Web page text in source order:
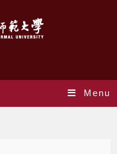
Menu